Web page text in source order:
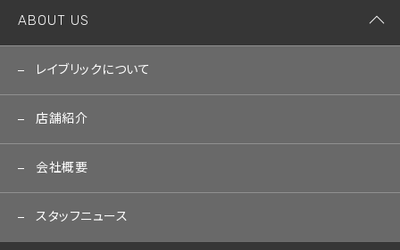
ABOUT US
レイブリックについて
店舗紹介
会社概要
スタッフニュース